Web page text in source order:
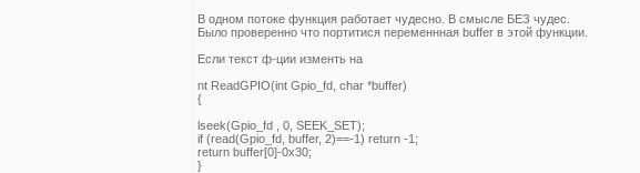
В одном потоке функция работает чудесно. В смысле БЕЗ чудес.
Было проверенно что портитися переменнная buffer в этой функции.
Если текст ф-ции изменть на
nt ReadGPIO(int Gpio_fd, char *buffer)
{
lseek(Gpio_fd , 0, SEEK_SET);
if (read(Gpio_fd, buffer, 2)==-1) return -1;
return buffer[0]-0x30;
}